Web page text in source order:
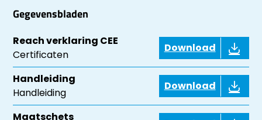
Gegevensbladen
Reach verklaring CEE
Certificaten
Download
Handleiding
Handleiding
Download
Maatschets